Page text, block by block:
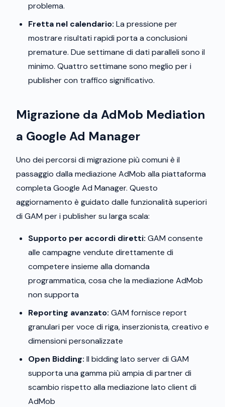
problema.
Fretta nel calendario: La pressione per
mostrare risultati rapidi porta a conclusioni
premature. Due settimane di dati paralleli sono il
minimo. Quattro settimane sono meglio per i
publisher con traffico significativo.
Migrazione da AdMob Mediation
a Google Ad Manager
Uno dei percorsi di migrazione più comuni è il
passaggio dalla mediazione AdMob alla piattaforma
completa Google Ad Manager. Questo
aggiornamento è guidato dalle funzionalità superiori
di GAM per i publisher su larga scala:
Supporto per accordi diretti: GAM consente
alle campagne vendute direttamente di
competere insieme alla domanda
programmatica, cosa che la mediazione AdMob
non supporta
Reporting avanzato: GAM fornisce report
granulari per voce di riga, inserzionista, creativo e
dimensioni personalizzate
Open Bidding: Il bidding lato server di GAM
supporta una gamma più ampia di partner di
scambio rispetto alla mediazione lato client di
AdMob